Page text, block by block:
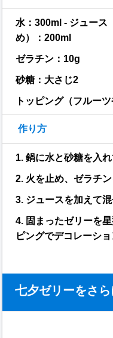
水：300ml - ジュース
め）：200ml
ゼラチン：10g
砂糖：大さじ2
トッピング（フルー
作り方
1. 鍋に水と砂糖を入
2. 火を止め、ゼラチ
3. ジュースを加えて
4. 固まったゼリーを
ピングでデコレーショ
七夕ゼリーをさ